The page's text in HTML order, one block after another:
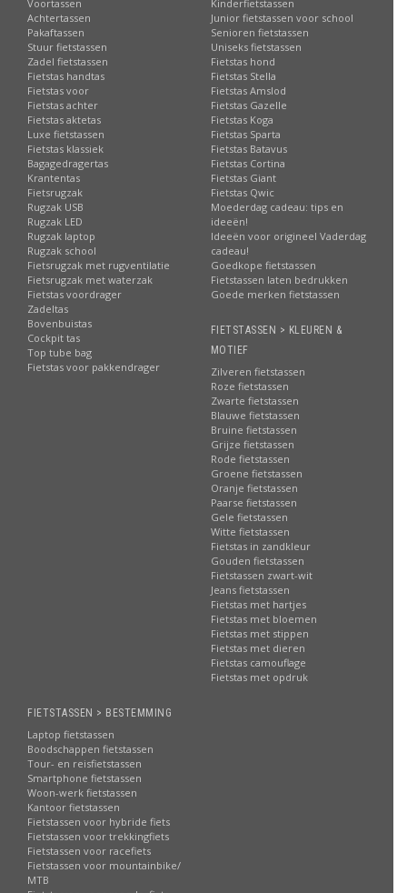
Voortassen
Achtertassen
Pakaftassen
Stuur fietstassen
Zadel fietstassen
Fietstas handtas
Fietstas voor
Fietstas achter
Fietstas aktetas
Luxe fietstassen
Fietstas klassiek
Bagagedragertas
Krantentas
Fietsrugzak
Rugzak USB
Rugzak LED
Rugzak laptop
Rugzak school
Fietsrugzak met rugventilatie
Fietsrugzak met waterzak
Fietstas voordrager
Zadeltas
Bovenbuistas
Cockpit tas
Top tube bag
Fietstas voor pakkendrager
Kinderfietstassen
Junior fietstassen voor school
Senioren fietstassen
Uniseks fietstassen
Fietstas hond
Fietstas Stella
Fietstas Amslod
Fietstas Gazelle
Fietstas Koga
Fietstas Sparta
Fietstas Batavus
Fietstas Cortina
Fietstas Giant
Fietstas Qwic
Moederdag cadeau: tips en
ideeën!
Ideeën voor origineel Vaderdag
cadeau!
Goedkope fietstassen
Fietstassen laten bedrukken
Goede merken fietstassen
FIETSTASSEN > KLEUREN &
MOTIEF
Zilveren fietstassen
Roze fietstassen
Zwarte fietstassen
Blauwe fietstassen
Bruine fietstassen
Grijze fietstassen
Rode fietstassen
Groene fietstassen
Oranje fietstassen
Paarse fietstassen
Gele fietstassen
Witte fietstassen
Fietstas in zandkleur
Gouden fietstassen
Fietstassen zwart-wit
Jeans fietstassen
Fietstas met hartjes
Fietstas met bloemen
Fietstas met stippen
Fietstas met dieren
Fietstas camouflage
Fietstas met opdruk
FIETSTASSEN > BESTEMMING
Laptop fietstassen
Boodschappen fietstassen
Tour- en reisfietstassen
Smartphone fietstassen
Woon-werk fietstassen
Kantoor fietstassen
Fietstassen voor hybride fiets
Fietstassen voor trekkingfiets
Fietstassen voor racefiets
Fietstassen voor mountainbike/
MTB